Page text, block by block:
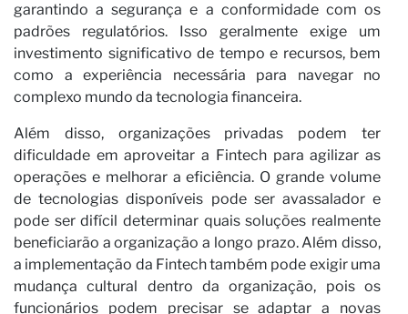
garantindo a segurança e a conformidade com os
padrões regulatórios. Isso geralmente exige um
investimento significativo de tempo e recursos, bem
como a experiência necessária para navegar no
complexo mundo da tecnologia financeira.
Além disso, organizações privadas podem ter
dificuldade em aproveitar a Fintech para agilizar as
operações e melhorar a eficiência. O grande volume
de tecnologias disponíveis pode ser avassalador e
pode ser difícil determinar quais soluções realmente
beneficiarão a organização a longo prazo. Além disso,
a implementação da Fintech também pode exigir uma
mudança cultural dentro da organização, pois os
funcionários podem precisar se adaptar a novas